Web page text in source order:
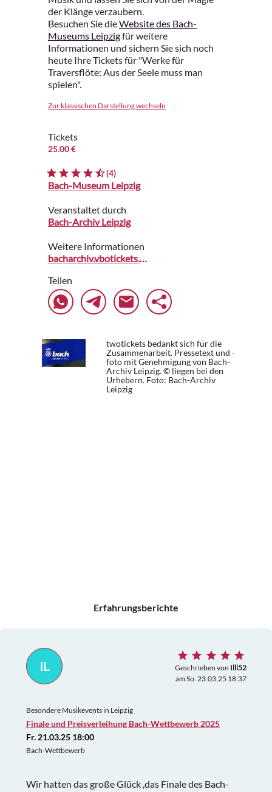
der Klänge verzaubern.
Besuchen Sie dieWebsite des Bach-
Museums Leipzigfür weitere
Informationen und sichern Sie sich noch
heute Ihre Tickets für "Werke für
Traversflöte: Aus der Seele muss man
spielen".
Zur klassischen Darstellung wechseln
Tickets
25.00 €
(4)
Bach-Museum Leipzig
Veranstaltet durch
Bach-Archiv Leipzig
Weitere Informationen
bacharchiv.vbotickets.com
Teilen
twotickets bedankt sich für die
Zusammenarbeit. Pressetext und -
foto mit Genehmigung von Bach-
Archiv Leipzig. © liegen bei den
Urhebern. Foto: Bach-Archiv
Leipzig
Erfahrungsberichte
IL Geschrieben von Illi52
am So. 23.03.25 18:37
Besondere Musikevents in Leipzig
Finale und Preisverleihung Bach-Wettbewerb 2025
Fr. 21.03.25 18:00
Bach-Wettbewerb
Wir hatten das große Glück ,das Finale des Bach-